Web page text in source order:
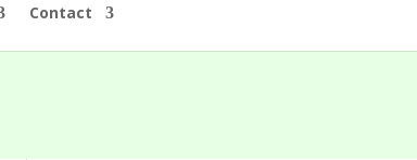
Contact